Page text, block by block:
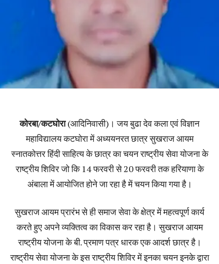
कोरबा/कटघोरा(आदिनिवासी)। जय बुढा देव कला एवं विज्ञान
महाविद्यालय कटघोरा में अध्ययनरत छात्र सुखराज आयम
स्नातकोत्तर हिंदी साहित्य के छात्र का चयन राष्ट्रीय सेवा योजना के
राष्ट्रीय शिविर जो कि 14 फरवरी से 20 फरवरी तक हरियाणा के
अंबाला में आयोजित होने जा रहा है में चयन किया गया है।
सुखराज आयम प्रारंभ से ही समाज सेवा के क्षेत्र में महत्वपूर्ण कार्य
करते हुए अपने व्यक्तित्व का विकास कर रहा है। सुखराज आयम
राष्ट्रीय योजना के बी. प्रमाण पत्र धारक एक आदर्श छात्र है।
राष्ट्रीय सेवा योजना के इस राष्ट्रीय शिविर में इनका चयन इनके द्वारा